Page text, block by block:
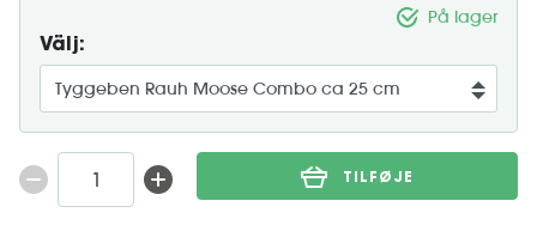
På lager
Välj:
TILFØJE